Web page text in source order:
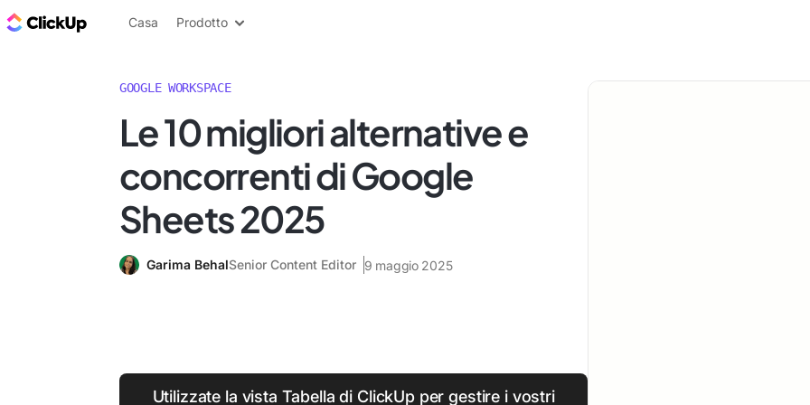
Blog di ClickUp
Casa Prodotto
GOOGLE WORKSPACE
Le 10 migliori alternative e
concorrenti di Google
Sheets 2025
Garima BehalSenior Content Editor 9 maggio 2025
Utilizzate la vista Tabella di ClickUp per gestire i vostri